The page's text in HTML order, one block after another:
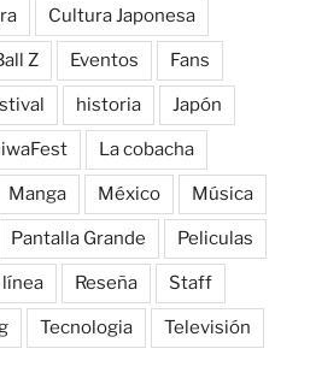
Cultura Japonesa
Z Eventos Fans
historia Japón
La cobacha
Manga México Música
Pantalla Grande Peliculas
línea Reseña Staff
Tecnologia Televisión